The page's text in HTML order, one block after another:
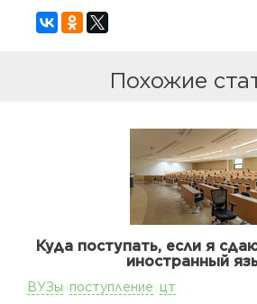
Похожие
Куда поступать, если я
иностранный
ВУЗы поступление цт